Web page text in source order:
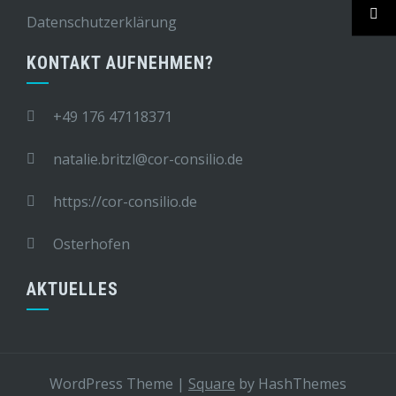
Datenschutzerklärung
KONTAKT AUFNEHMEN?
+49 176 47118371
natalie.britzl@cor-consilio.de
https://cor-consilio.de
Osterhofen
AKTUELLES
WordPress Theme | Square by HashThemes